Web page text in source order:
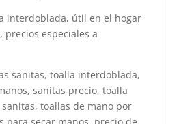
interdoblada, útil en el hogar
precios especiales a
sanitas, toalla interdoblada,
sanitas precio, toalla
toallas de mano por